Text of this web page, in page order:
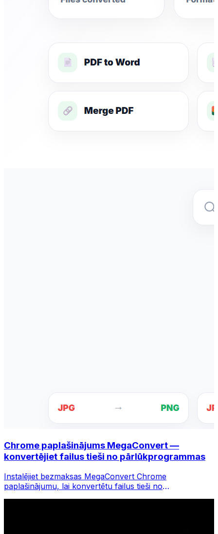
Chrome paplašinājums MegaConvert —
konvertējiet failus tieši no pārlūkprogrammas
Instalējiet bezmaksas MegaConvert Chrome
paplašinājumu, lai konvertētu failus tieši no